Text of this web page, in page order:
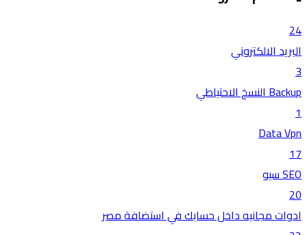
24
البريد الالكتروني
3
Backup النسخ الاحتياطي
1
Data Vpn
17
SEO سيو
20
ادوات مجانيه داخل حسابك في استضافة مصر